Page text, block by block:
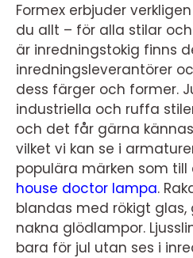
Formex erbjuder
du allt – för alla stilar
är inredningstokig finns
inredningsleverantörer
dess färger och former.
industriella och ruffa
och det får gärna
vilket vi kan se i
populära märken som till
house doctor lampa.
blandas med rökigt glas,
nakna glödlampor.
bara för jul utan ses i